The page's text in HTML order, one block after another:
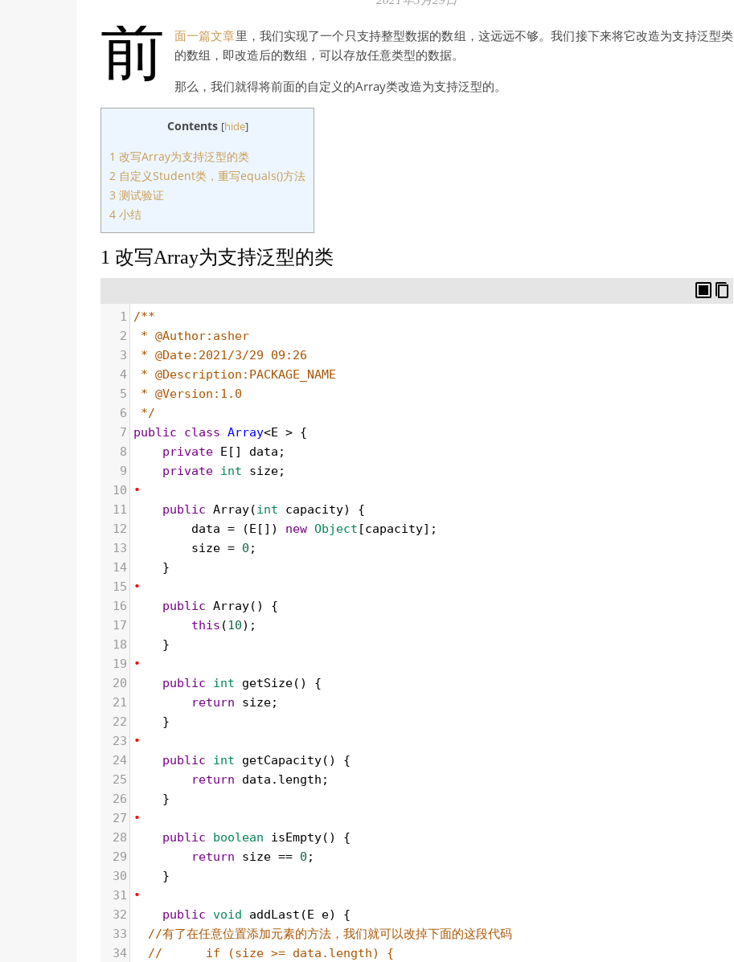
前 面一篇文章里，我们实现了一个只支持整型数据的数组，这远远不够。我们接下来将它改造为支持泛型类
的数组，即改造后的数组，可以存放任意类型的数据。
那么，我们就得将前面的自定义的Array类改造为支持泛型的。
Contents [hide]
1 改写Array为支持泛型的类
2 自定义Student类，重写equals()方法
3 测试验证
4 小结
1 改写Array为支持泛型的类
1 /**
2
* @Author:asher
3
* @Date:2021/3/29 09:26
4
* @Description:PACKAGE_NAME
5
* @Version:1.0
6
*/
7 public class Array<E > {
8
private E [] data ;
9
private int size;
10
•
11
public Array(int capacity) {
12
data = (E []) new Object [capacity];
13
size = 0 ;
14
    }
15
•
16
public Array() {
17
this (10);
18
    }
19
•
20
public int getSize() {
21
return size;
22
    }
23
•
24
public int getCapacity() {
25
return data . length ;
26
    }
27
•
28
public boolean isEmpty() {
29
return size == 0 ;
30
    }
31
•
32
public void addLast (E e) {
33
//有了在任意位置添加元素的方法，我们就可以改掉下面的这段代码
34
//      if (size >= data.length) {